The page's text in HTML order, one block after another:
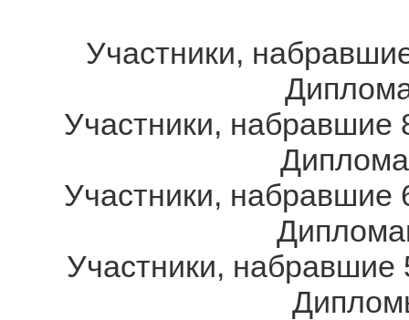
Участники,
Участники, набравшие
Участники, набравшие
Участники,